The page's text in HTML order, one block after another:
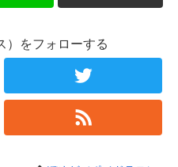
）をフォローする